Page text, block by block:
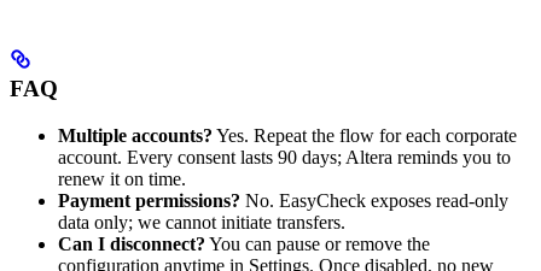
FAQ
Multiple accounts? Yes. Repeat the flow for each corporate
account. Every consent lasts 90 days; Altera reminds you to
renew it on time.
Payment permissions? No. EasyCheck exposes read-only
data only; we cannot initiate transfers.
Can I disconnect? You can pause or remove the
configuration anytime in Settings. Once disabled, no new